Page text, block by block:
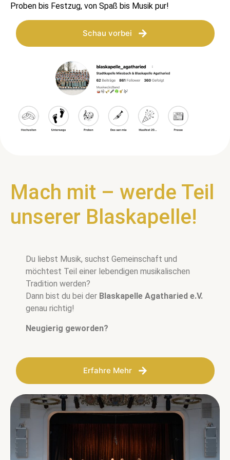
Proben bis Festzug, von Spaß bis Musik pur!
Schau vorbei
Mach mit – werde Teil
unserer Blaskapelle!
Du liebst Musik, suchst Gemeinschaft und
möchtest Teil einer lebendigen musikalischen
Tradition werden?
Dann bist du bei der Blaskapelle Agatharied e.V.
genau richtig!
Neugierig geworden?
Erfahre Mehr